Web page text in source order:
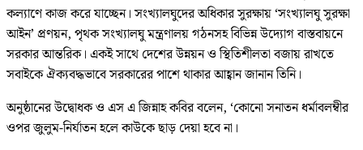
কল্যাণে কাজ করে যাচ্ছেন। সংখ্যালঘুদের অধিকার সুরক্ষায় ‘সংখ্যালঘু সুরক্ষা
আইন’ প্রণয়ন, পৃথক সংখ্যালঘু মন্ত্রণালয় গঠনসহ বিভিন্ন উদ্যোগ বাস্তবায়নে
সরকার আন্তরিক। একই সাথে দেশের উন্নয়ন ও স্থিতিশীলতা বজায় রাখতে
সবাইকে ঐক্যবদ্ধভাবে সরকারের পাশে থাকার আহ্বান জানান তিনি।
অনুষ্ঠানের উদ্বোধক ও এস এ জিন্নাহ কবির বলেন, ‘কোনো সনাতন ধর্মাবলম্বীর
ওপর জুলুম-নির্যাতন হলে কাউকে ছাড় দেয়া হবে না।